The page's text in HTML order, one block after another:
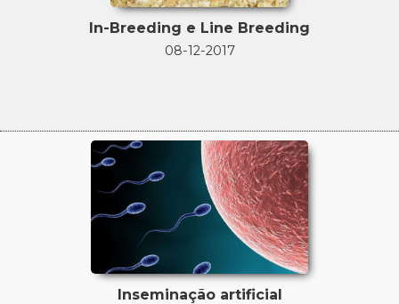
In-Breeding e Line Breeding
08-12-2017
Inseminação artificial